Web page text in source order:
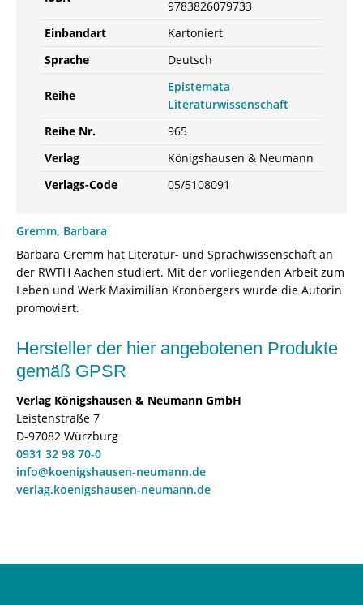
9783826079733
Einbandart
Kartoniert
Sprache
Deutsch
Reihe
Epistemata
Literaturwissenschaft
Reihe Nr.
965
Verlag
Königshausen & Neumann
Verlags-Code
05/5108091
Gremm, Barbara
Barbara Gremm hat Literatur- und Sprachwissenschaft an
der RWTH Aachen studiert. Mit der vorliegenden Arbeit zum
Leben und Werk Maximilian Kronbergers wurde die Autorin
promoviert.
Hersteller der hier angebotenen Produkte
gemäß GPSR
Verlag Königshausen & Neumann GmbH
Leistenstraße 7
D-97082 Würzburg
0931 32 98 70-0
info@koenigshausen-neumann.de
verlag.koenigshausen-neumann.de